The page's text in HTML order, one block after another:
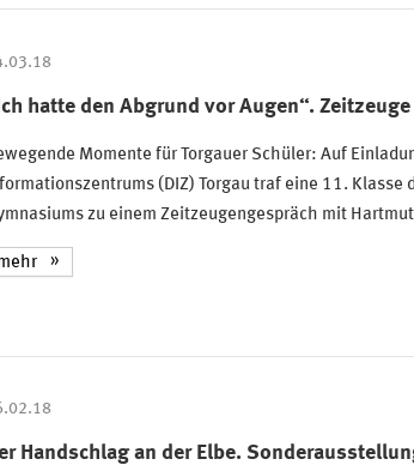
hatte den Abgrund vor Augen“.
Momente für Torgauer Schüler: Auf
(DIZ) Torgau traf eine 11. Klasse
zu einem Zeitzeugengespräch mit
Handschlag an der Elbe.